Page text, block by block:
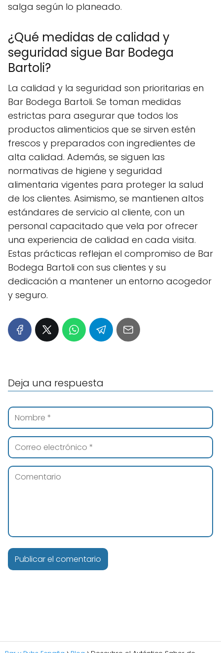
salga según lo planeado.
¿Qué medidas de calidad y
seguridad sigue Bar Bodega
Bartoli?
La calidad y la seguridad son prioritarias en
Bar Bodega Bartoli. Se toman medidas
estrictas para asegurar que todos los
productos alimenticios que se sirven estén
frescos y preparados con ingredientes de
alta calidad. Además, se siguen las
normativas de higiene y seguridad
alimentaria vigentes para proteger la salud
de los clientes. Asimismo, se mantienen altos
estándares de servicio al cliente, con un
personal capacitado que vela por ofrecer
una experiencia de calidad en cada visita.
Estas prácticas reflejan el compromiso de Bar
Bodega Bartoli con sus clientes y su
dedicación a mantener un entorno acogedor
y seguro.
Deja una respuesta